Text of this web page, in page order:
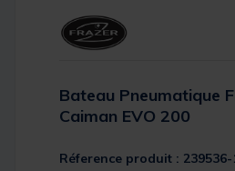
Bateau Pneumatique
Caiman EVO 200
Réference produit : 239536-